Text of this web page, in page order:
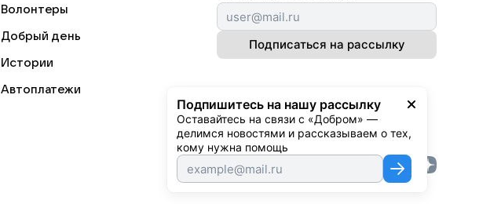
Подпишитесь на нашу рассылку
Оставайтесь на связи с «Добром» —
делимся новостями и рассказываем о тех,
кому нужна помощь
Волонтеры
Добрый день
Истории
Автоплатежи
Подписаться на рассылку